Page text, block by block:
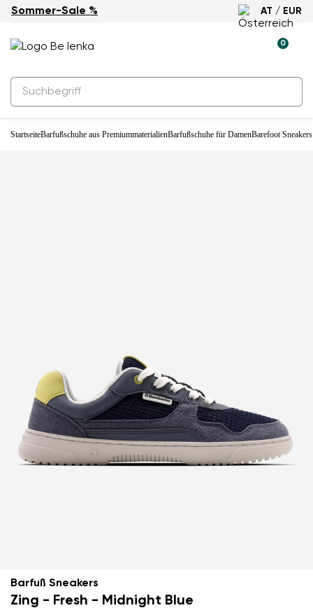
Sommer-Sale % AT / EUR
0
StartseiteBarfußschuhe aus PremiummaterialienBarfußschuhe für DamenBarefoot
Neuheit
Barfuß Sneakers
Zing - Fresh - Midnight Blue